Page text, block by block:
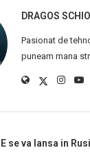
DRAGOS
Pasionat de
puneam mana
se va lansa in